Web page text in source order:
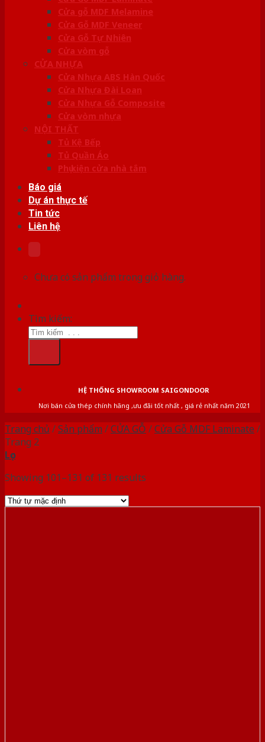
Cửa gỗ MDF Melamine
Cửa Gỗ MDF Veneer
Cửa Gỗ Tự Nhiên
Cửa vòm gỗ
CỬA NHỰA
Cửa Nhựa ABS Hàn Quốc
Cửa Nhựa Đài Loan
Cửa Nhựa Gỗ Composite
Cửa vòm nhựa
NỘI THẤT
Tủ Kệ Bếp
Tủ Quần Áo
Phụ kiện cửa nhà tắm
Báo giá
Dự án thực tế
Tin tức
Liên hệ
Chưa có sản phẩm trong giỏ hàng.
Tìm kiếm:
HỆ THỐNG SHOWROOM SAIGONDOOR
Nơi bán cửa thép chính hãng ,ưu đãi tốt nhất , giá rẻ nhất năm 2021
Trang chủ /Sản phẩm /CỬA GỖ /Cửa Gỗ MDF Laminate /
Trang 2
Lọc
Showing 101–131 of 131 results